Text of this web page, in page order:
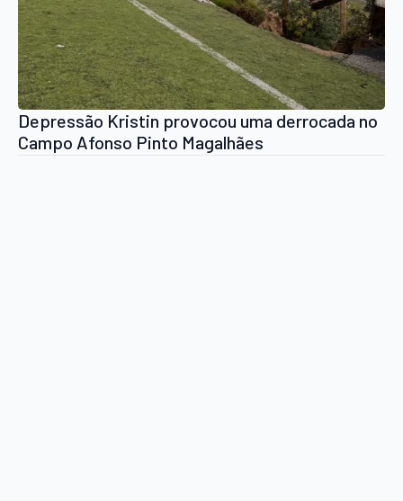
Depressão Kristin provocou uma derrocada no
Campo Afonso Pinto Magalhães